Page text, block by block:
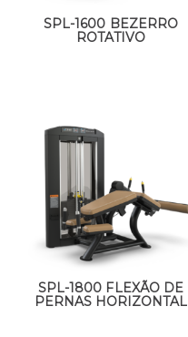
SPL-1600 BEZERRO
ROTATIVO
SPL-1800 FLEXÃO DE
PERNAS HORIZONTAL